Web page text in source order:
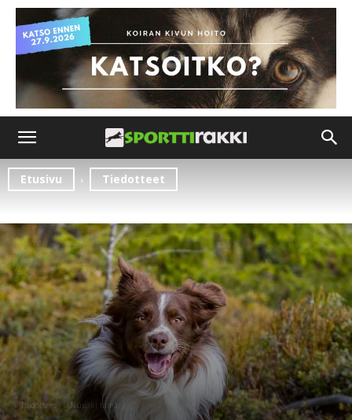
Etusivu Tiedotteet
Tiedotteet Nuuski tämä